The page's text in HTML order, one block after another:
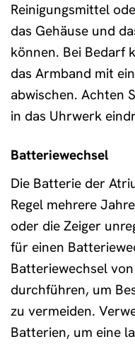
Reinigungsmittel
das Gehäuse und
können. Bei Bedarf
das Armband mit
abwischen. Achten
in das Uhrwerk
Batteriewechsel
Die Batterie der
Regel mehrere
oder die Zeiger
für einen
Batteriewechsel
durchführen, um
zu vermeiden.
Batterien, um eine